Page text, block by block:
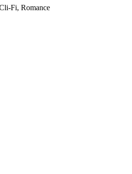
Fi, Romance